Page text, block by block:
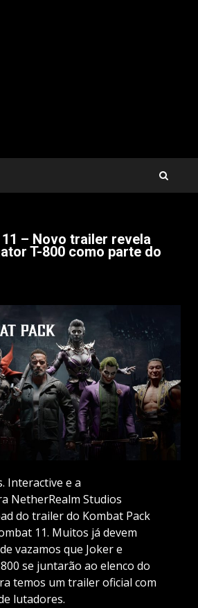
– Novo trailer revela
T-800 como parte do
Interactive e a
NetherRealm Studios
do trailer do Kombat Pack
11. Muitos já devem
vazamos que Joker e
se juntarão ao elenco do
temos um trailer oficial com
lutadores.